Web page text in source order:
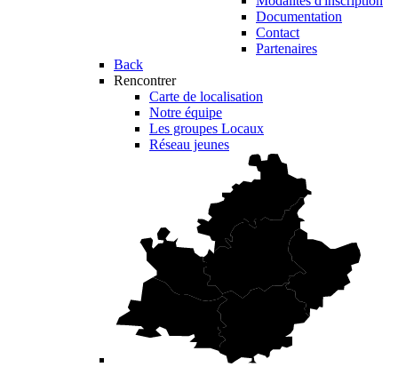
Documentation
Contact
Partenaires
Back
Rencontrer
Carte de localisation
Notre équipe
Les groupes Locaux
Réseau jeunes